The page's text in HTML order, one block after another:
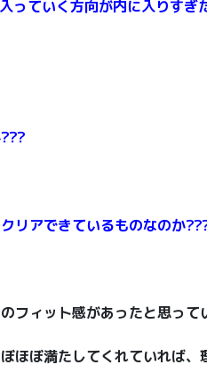
っていく方向が内に入りすぎ
リアできているものなのか
フィット感があったと思って
ほぼ満たしてくれていれば、